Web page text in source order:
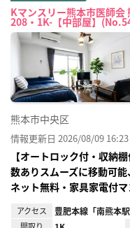
Kマンスリー熊本市医師会
208・1K-【中部屋】
熊本市中央区
情報更新日 2026/08/09 16:23
【オートロック付・収納
数ありスムーズに移動可
ネット無料・家具家電付
アクセス 豊肥本線「南熊本駅
間取り